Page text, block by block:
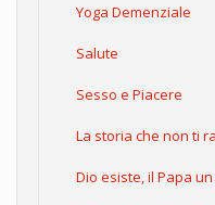
Yoga Demenziale
Salute
Sesso e Piacere
La storia che non ti
Dio esiste, il Papa